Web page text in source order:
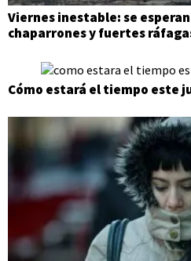
Viernes inestable: se
chaparrones y fuertes
Cómo estará el tiempo este